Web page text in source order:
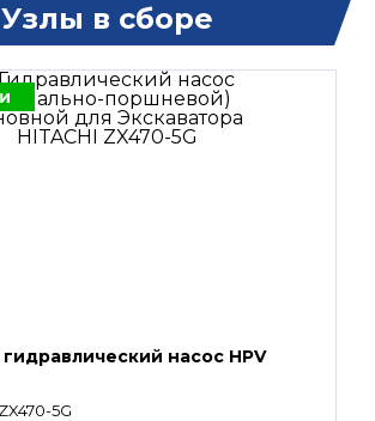
Узлы в сборе
насос HPV
5G